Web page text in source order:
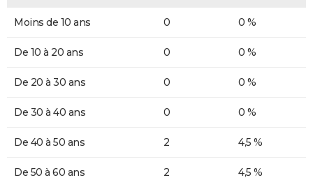
Moins de 10 ans 0 0 %
De 10 à 20 ans 0 0 %
De 20 à 30 ans 0 0 %
De 30 à 40 ans 0 0 %
De 40 à 50 ans 2 4,5 %
De 50 à 60 ans 2 4,5 %